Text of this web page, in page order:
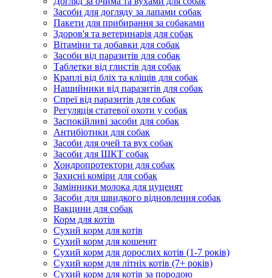
Засоби для догляду за лапами собак
Пакети для прибирання за собаками
Здоров'я та ветеринарія для собак
Вітаміни та добавки для собак
Засоби від паразитів для собак
Таблетки від глистів для собак
Краплі від бліх та кліщів для собак
Нашийники від паразитів для собак
Спреї від паразитів для собак
Регуляція статевої охоти у собак
Заспокійливі засоби для собак
Антибіотики для собак
Засоби для очей та вух собак
Засоби для ШКТ собак
Хондропротектори для собак
Захисні коміри для собак
Замінники молока для цуценят
Засоби для швидкого відновлення собак
Вакцини для собак
Корм для котів
Сухий корм для котів
Сухий корм для кошенят
Сухий корм для дорослих котів (1-7 років)
Сухий корм для літніх котів (7+ років)
Сухий корм для котів за породою